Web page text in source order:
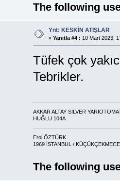
The following
Ynt: KESKİN ATIŞLAR
« Yanıtla #4 : 10 Mart 2023,
Tüfek çok
Tebrikler.
AKKAR ALTAY SİLVER
HUĞLU 104A
Erol ÖZTÜRK
1969 İSTANBUL /
The following